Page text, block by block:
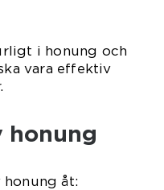
i honung och
vara effektiv
honung
åt: